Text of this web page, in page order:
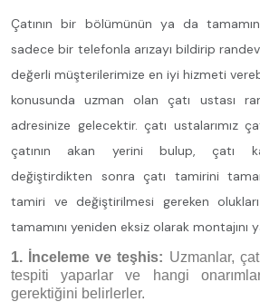
Çatının bir bölümünün ya da
sadece bir telefonla arızayı bildirip
değerli müşterilerimize en iyi hizmeti
konusunda uzman olan çatı ustası
adresinize gelecektir. çatı ustalarımız
çatının akan yerini bulup, çatı
değiştirdikten sonra çatı tamirini
tamiri ve değiştirilmesi gereken
tamamını yeniden eksiz olarak montajını
1. İnceleme ve teşhis: Uzmanlar,
tespiti yaparlar ve hangi
gerektiğini belirlerler.